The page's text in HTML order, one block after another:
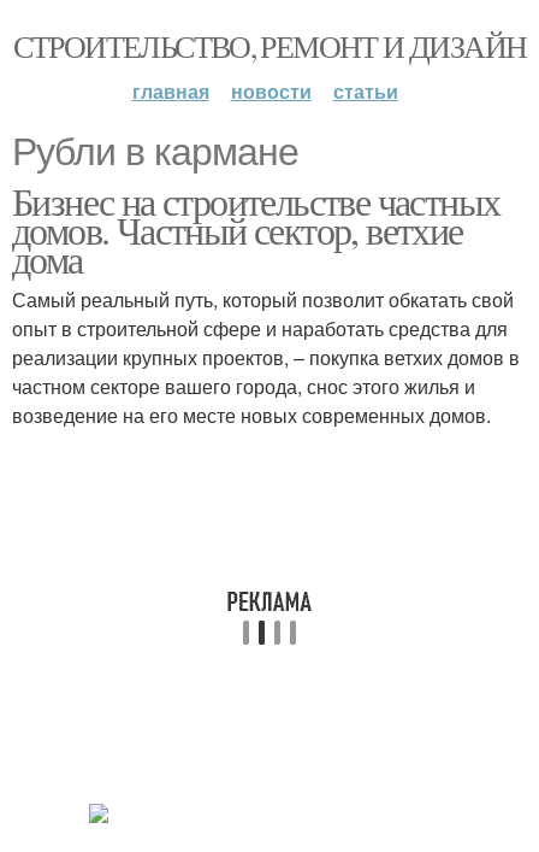
СТРОИТЕЛЬСТВО, РЕМОНТ И ДИЗАЙН
главная новости статьи
Рубли в кармане
Бизнес на строительстве частных
домов. Частный сектор, ветхие
дома
Самый реальный путь, который позволит обкатать свой
опыт в строительной сфере и наработать средства для
реализации крупных проектов, – покупка ветхих домов в
частном секторе вашего города, снос этого жилья и
возведение на его месте новых современных домов.